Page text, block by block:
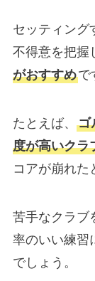
セッティング
不得意を把握
がおすすめで
たとえば、 ゴ
度が高いクラ
コアが崩れた
苦手なクラブ
率のいい練習
でしょう。